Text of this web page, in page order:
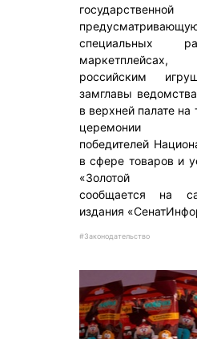
специальных
маркетплейсах,
российским
замглавы
в верхней палате на
церемонии
победителей
в сфере товаров и
«Золотой
сообщается на
издания
#Законодательство